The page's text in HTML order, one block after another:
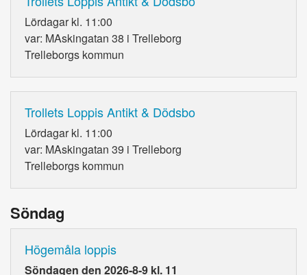
Lördagar kl. 11:00
var: MAskingatan 38 i Trelleborg
Trelleborgs kommun
Trollets Loppis Antikt & Dödsbo
Lördagar kl. 11:00
var: MAskingatan 39 i Trelleborg
Trelleborgs kommun
Söndag
Högemåla loppis
Söndagen den 2026-8-9 kl. 11